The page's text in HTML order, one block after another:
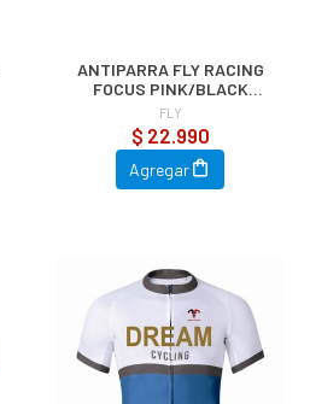
ANTIPARRA FLY RACING
FOCUS PINK/BLACK
CLEAR LENS
FLY
$ 22.990
Agregar